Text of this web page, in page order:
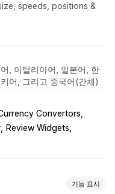
speeds, positions &
, 이탈리아어, 일본어, 한
어, 그리고 중국어(간체)
Convertors
Review Widgets
기능 표시